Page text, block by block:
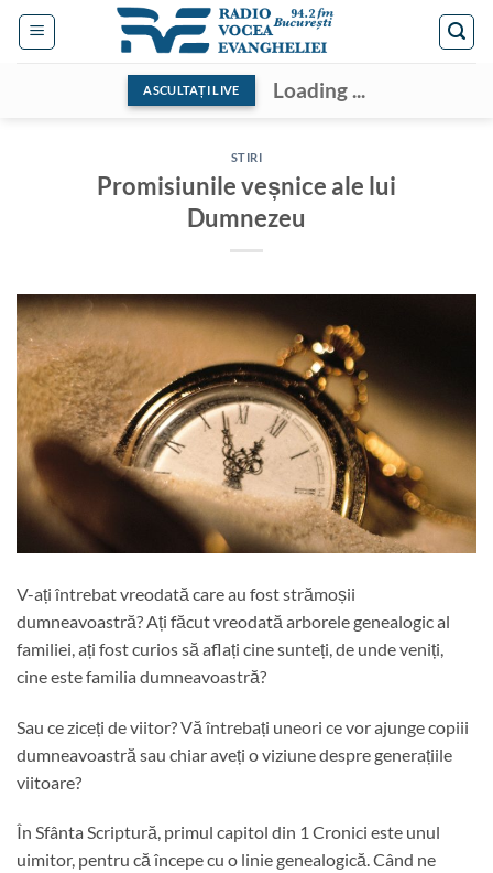
Skip
ASCULTAȚI LIVE Loading ...
STIRI
Promisiunile veșnice ale lui
Dumnezeu
V-ați întrebat vreodată care au fost strămoșii
dumneavoastră? Ați făcut vreodată arborele genealogic al
familiei, ați fost curios să aflați cine sunteți, de unde veniți,
cine este familia dumneavoastră?
Sau ce ziceți de viitor? Vă întrebați uneori ce vor ajunge copiii
dumneavoastră sau chiar aveți o viziune despre generațiile
viitoare?
În Sfânta Scriptură, primul capitol din 1 Cronici este unul
uimitor, pentru că începe cu o linie genealogică. Când ne